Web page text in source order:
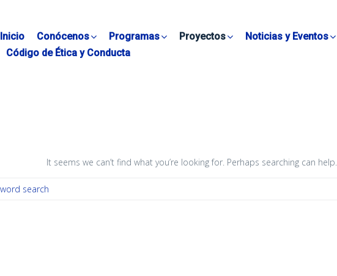
Inicio Conócenos Programas Proyectos Noticias y Eventos
Código de Ética y Conducta
It seems we can’t find what you’re looking for. Perhaps searching can help.